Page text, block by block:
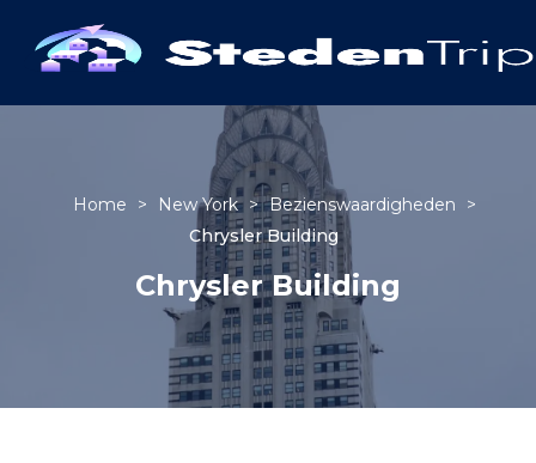
Home > New York > Bezienswaardigheden
>
Chrysler Building
Chrysler Building